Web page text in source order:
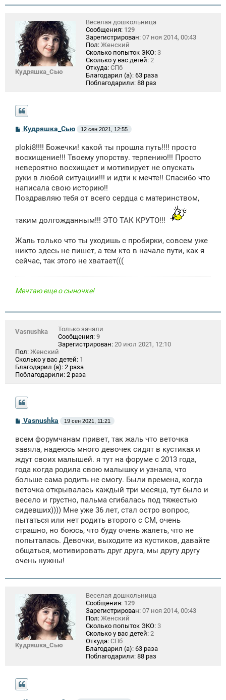
Кудряшка_Сью
Веселая дошкольница
Сообщения: 129
Зарегистрирован: 07 ноя 2014, 00:43
Пол: Женский
Сколько попыток ЭКО: 3
Сколько у вас детей: 2
Откуда: СПб
Благодарил (а): 63 раза
Поблагодарили: 88 раз
С
б
щ
н
и
Кудряшка_Сью 12 сен 2021, 12:55
ploki8!!!! Божечки! какой ты прошла путь!!!! просто
восхищение!!! Твоему упорству. терпению!!! Просто
невероятно восхищает и мотивирует не опускать
руки в любой ситуации!!! и идти к мечте!! Спасибо что
написала свою историю!!
Поздравляю тебя от всего сердца с материнством,
таким долгожданным!!! ЭТО ТАК КРУТО!!!
Жаль только что ты уходишь с пробирки, совсем уже
никто здесь не пишет, а тем кто в начале пути, как я
сейчас, так этого не хватает(((
Мечтаю еще о сыночке!
Vasnushka
Только зачали
Сообщения: 9
Зарегистрирован: 20 июл 2021, 12:10
Пол: Женский
Сколько у вас детей: 1
Благодарил (а): 2 раза
Поблагодарили: 2 раза
С
б
щ
н
и
Vasnushka 19 сен 2021, 11:21
всем форумчанам привет, так жаль что веточка
завяла, надеюсь много девочек сидят в кустиках и
ждут своих малышей. я тут на форуме с 2013 года,
года когда родила свою малышку и узнала, что
больше сама родить не смогу. Были времена, когда
веточка открывалась каждый три месяца, тут было и
весело и грустно, пальма сгибалась под тяжестью
сидевших)))) Мне уже 36 лет, стал остро вопрос,
пытаться или нет родить второго с СМ, очень
страшно, но боюсь, что буду очень жалеть, что не
попыталась. Девочки, выходите из кустиков, давайте
общаться, мотивировать друг друга, мы другу другу
очень нужны!
Кудряшка_Сью
Веселая дошкольница
Сообщения: 129
Зарегистрирован: 07 ноя 2014, 00:43
Пол: Женский
Сколько попыток ЭКО: 3
Сколько у вас детей: 2
Откуда: СПб
Благодарил (а): 63 раза
Поблагодарили: 88 раз